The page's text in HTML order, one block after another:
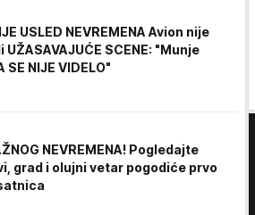
USLED NEVREMENA Avion nije
SCENE: "Munje
NIJE VIDELO"
NEVREMENA! Pogledajte
grad i olujni vetar pogodiće prvo